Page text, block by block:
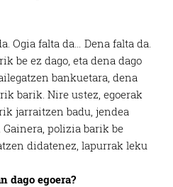
Ogia falta da… Dena falta da.
be ez dago, eta dena dago
bankuetara, dena
barik. Nire ustez, egoerak
jarraitzen badu, jendea
polizia barik be
didatenez, lapurrak leku
dago egoera?